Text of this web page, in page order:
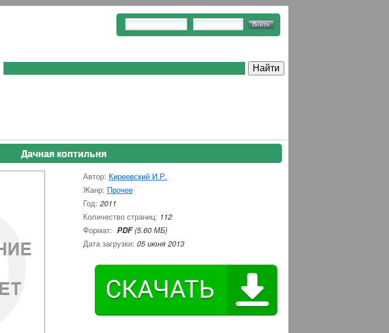
Дачная коптильня
Автор: Киреевский И.Р.
Жанр: Прочее
Год: 2011
Количество страниц: 112
Формат: PDF(5.60 МБ)
Дата загрузки: 05 июня 2013